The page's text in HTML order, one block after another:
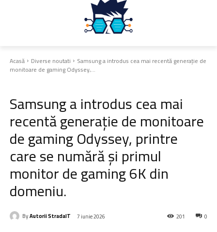
Acasă Diverse noutati Samsung a introdus cea mai recentă generație de
monitoare de gaming Odyssey,...
Samsung a introdus cea mai
recentă generație de monitoare
de gaming Odyssey, printre
care se numără și primul
monitor de gaming 6K din
domeniu.
ByAutorii StradaIT 7 iunie 2026 0
201